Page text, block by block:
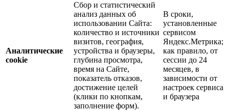
Аналитические
cookie
Сбор и статистический
анализ данных об
использовании Сайта:
количество и источники
визитов, география,
устройства и браузеры,
глубина просмотра,
время на Сайте,
показатель отказов,
достижение целей
(клики по кнопкам,
заполнение форм).
В сроки,
установленные
сервисом
Яндекс.Метрика;
как правило, от
сессии до 24
месяцев, в
зависимости от
настроек сервиса
и браузера